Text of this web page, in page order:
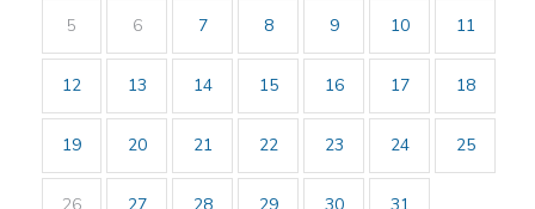
5 6 7 8 9 10 11
12 13 14 15 16 17 18
19 20 21 22 23 24 25